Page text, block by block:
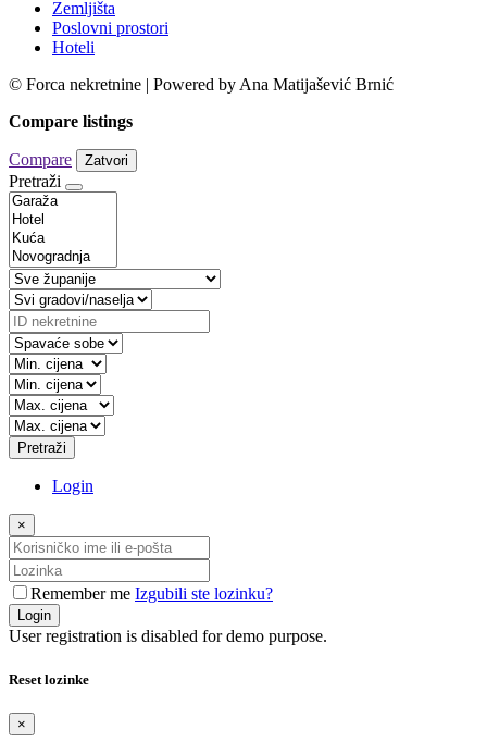
Zemljišta
Poslovni prostori
Hoteli
© Forca nekretnine | Powered by Ana Matijašević Brnić
Compare listings
Compare Zatvori
Pretraži
Pretraži
Login
×
Remember me Izgubili ste lozinku?
Login
User registration is disabled for demo purpose.
Reset lozinke
×